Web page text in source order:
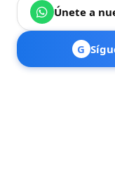
Únete a
G